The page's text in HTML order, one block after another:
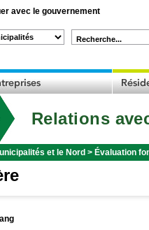
avec le gouvernement
Recherche...
Relations
et le Nord > Évaluation